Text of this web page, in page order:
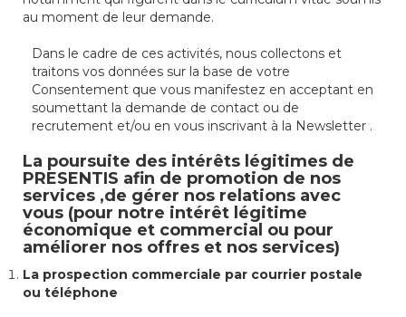
au moment de leur demande.
Dans le cadre de ces activités, nous collectons et
traitons vos données sur la base de votre
Consentement que vous manifestez en acceptant en
soumettant la demande de contact ou de
recrutement et/ou en vous inscrivant à la Newsletter .
La poursuite des intérêts légitimes de
PRESENTIS afin de promotion de nos
services ,de gérer nos relations avec
vous (pour notre intérêt légitime
économique et commercial ou pour
améliorer nos offres et nos services)
La prospection commerciale par courrier postale
ou téléphone